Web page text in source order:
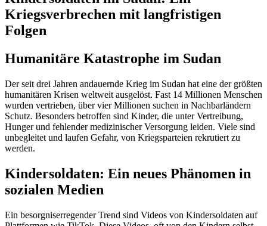
Kriegsverbrechen mit langfristigen
Folgen
Humanitäre Katastrophe im Sudan
Der seit drei Jahren andauernde Krieg im Sudan hat eine der größten
humanitären Krisen weltweit ausgelöst. Fast 14 Millionen Menschen
wurden vertrieben, über vier Millionen suchen in Nachbarländern
Schutz. Besonders betroffen sind Kinder, die unter Vertreibung,
Hunger und fehlender medizinischer Versorgung leiden. Viele sind
unbegleitet und laufen Gefahr, von Kriegsparteien rekrutiert zu
werden.
Kindersoldaten: Ein neues Phänomen in
sozialen Medien
Ein besorgniserregender Trend sind Videos von Kindersoldaten auf